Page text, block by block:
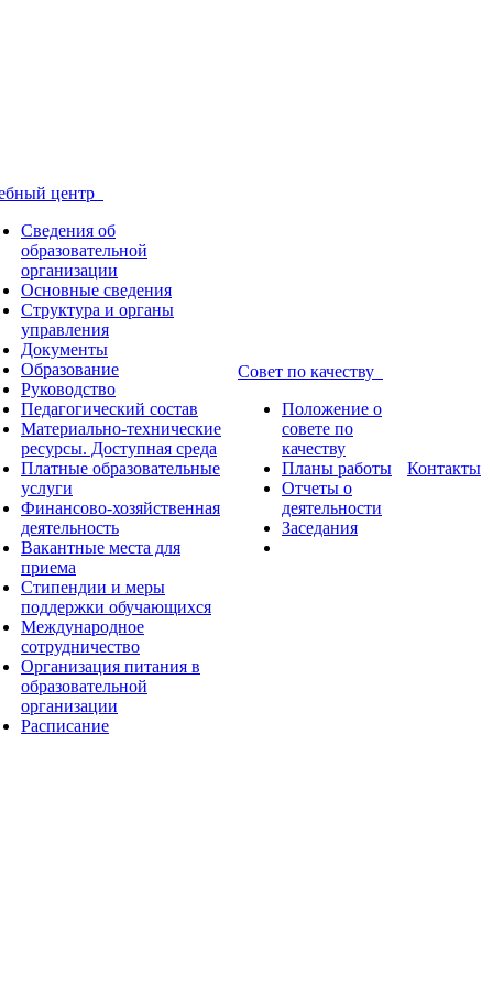
центр
Сведения об
образовательной
организации
Основные сведения
Структура и органы
управления
Документы
Образование
Руководство
Педагогический состав
Материально-технические
ресурсы. Доступная среда
Платные образовательные
услуги
Финансово-хозяйственная
деятельность
Вакантные места для
приема
Стипендии и меры
поддержки обучающихся
Международное
сотрудничество
Организация питания в
образовательной
организации
Расписание
Совет по качеству
Положение о
совете по
качеству
Планы работы
Отчеты о
деятельности
Заседания
Контакты